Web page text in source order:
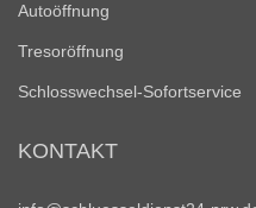
Autoöffnung
Tresoröffnung
Schlosswechsel-Sofortservice
KONTAKT